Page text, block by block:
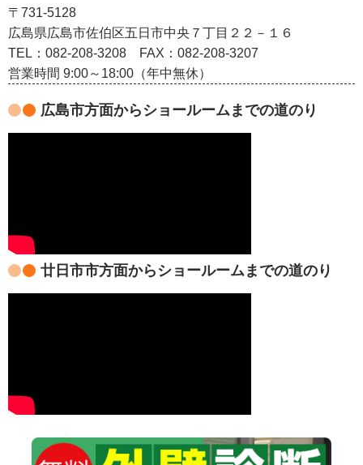
〒731-5128
広島県広島市佐伯区五日市中央７丁目２２－１６
TEL：082‐208‐3208
FAX：082-208-3207
営業時間 9:00～18:00（年中無休）
広島市方面からショールームまでの道のり
廿日市市方面からショールームまでの道のり